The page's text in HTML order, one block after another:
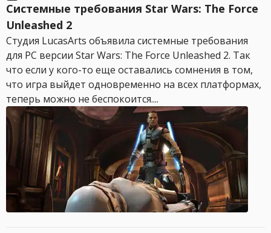
Системные требования Star Wars: The Force
Unleashed 2
Студия LucasArts объявила системные требования
для PC версии Star Wars: The Force Unleashed 2. Так
что если у кого-то еще оставались сомнения в том,
что игра выйдет одновременно на всех платформах,
теперь можно не беспокоится....